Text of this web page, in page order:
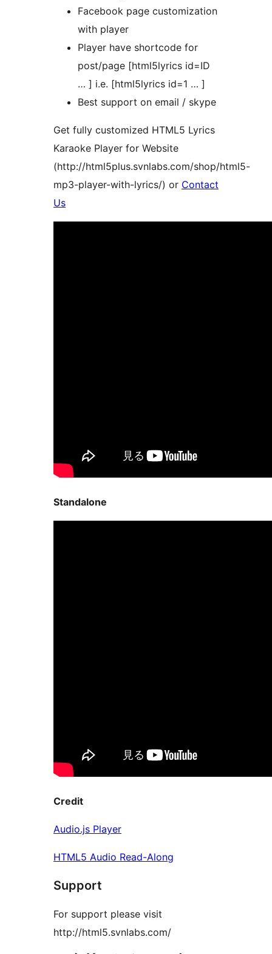
Facebook page customization
with player
Player have shortcode for
post/page [html5lyrics id=ID
… ] i.e. [html5lyrics id=1 … ]
Best support on email / skype
Get fully customized HTML5 Lyrics
Karaoke Player for Website
(http://html5plus.svnlabs.com/shop/html5-
mp3-player-with-lyrics/) or Contact
Us
Standalone
Credit
Audio.js Player
HTML5 Audio Read-Along
Support
For support please visit
http://html5.svnlabs.com/